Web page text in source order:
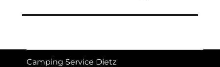
Camping Service Dietz